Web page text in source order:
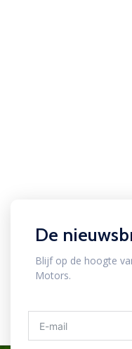
De
Blijf op de hoogte
Motors.